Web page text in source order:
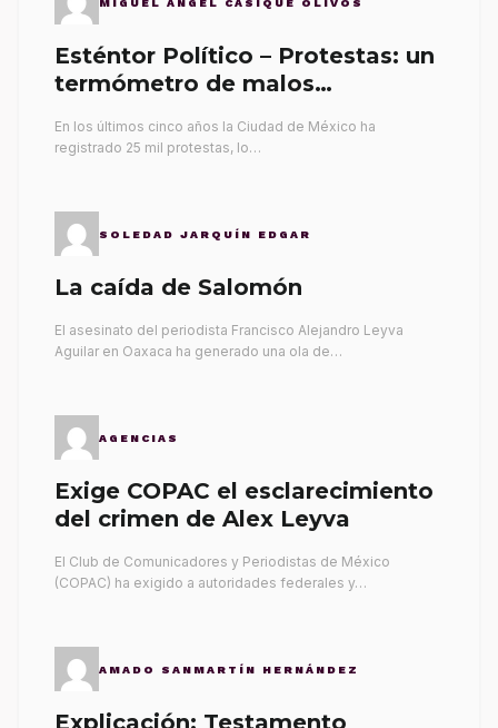
Esténtor Político – Protestas: un
termómetro de malos
En los últimos cinco años la Ciudad de México ha
registrado 25 mil protestas, lo…
SOLEDAD JARQUÍN EDGAR
La caída de Salomón
El asesinato del periodista Francisco Alejandro Leyva
Aguilar en Oaxaca ha generado una ola de…
AGENCIAS
Exige COPAC el esclarecimiento
del crimen de Alex Leyva
El Club de Comunicadores y Periodistas de México
(COPAC) ha exigido a autoridades federales y…
AMADO SANMARTÍN HERNÁNDEZ
Explicación: Testamento